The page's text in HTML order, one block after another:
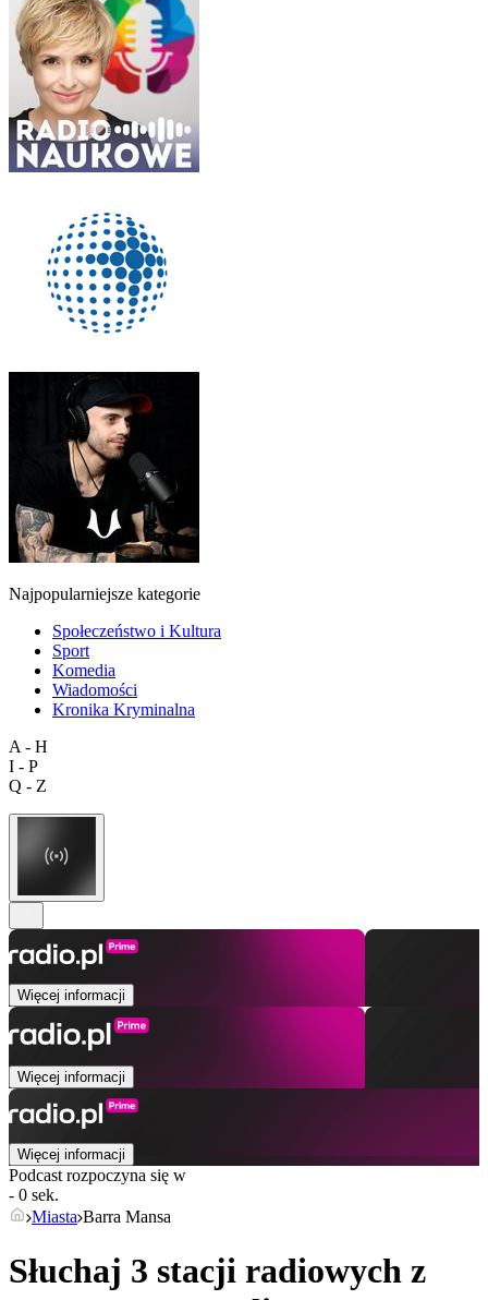
Najpopularniejsze kategorie
Społeczeństwo i Kultura
Sport
Komedia
Wiadomości
Kronika Kryminalna
A - H
I - P
Q - Z
Więcej informacji
Więcej informacji
Więcej informacji
Podcast rozpoczyna się w
- 0 sek.
Miasta Barra Mansa
Słuchaj 3 stacji radiowych z